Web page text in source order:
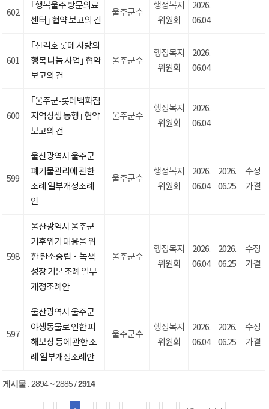
602
｢행복울주 방문의료
센터｣ 협약 보고의 건
울주군수
행정복지
위원회
2026.
06.04
601
｢신격호 롯데 사랑의
행복 나눔 사업｣ 협약
보고의 건
울주군수
행정복지
위원회
2026.
06.04
600
｢울주군-롯데백화점
지역상생 동행｣ 협약
보고의 건
울주군수
행정복지
위원회
2026.
06.04
599
울산광역시 울주군
폐기물관리에 관한
조례 일부개정조례
안
울주군수
행정복지
위원회
2026.
06.04
2026.
06.25
수정
가결
598
울산광역시 울주군
기후위기 대응을 위
한 탄소중립‧녹색
성장 기본 조례 일부
개정조례안
울주군수
행정복지
위원회
2026.
06.04
2026.
06.25
수정
가결
597
울산광역시 울주군
야생동물로 인한 피
해보상 등에 관한 조
례 일부개정조례안
울주군수
행정복지
위원회
2026.
06.04
2026.
06.25
수정
가결
게시물:2894 ~ 2885 /2914